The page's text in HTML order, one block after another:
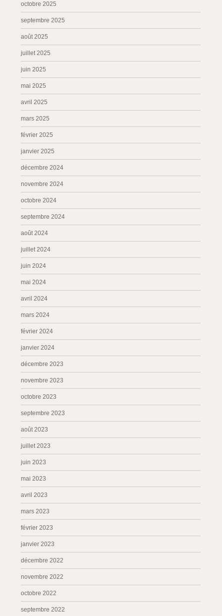
octobre 2025
septembre 2025
août 2025
juillet 2025
juin 2025
mai 2025
avril 2025
mars 2025
février 2025
janvier 2025
décembre 2024
novembre 2024
octobre 2024
septembre 2024
août 2024
juillet 2024
juin 2024
mai 2024
avril 2024
mars 2024
février 2024
janvier 2024
décembre 2023
novembre 2023
octobre 2023
septembre 2023
août 2023
juillet 2023
juin 2023
mai 2023
avril 2023
mars 2023
février 2023
janvier 2023
décembre 2022
novembre 2022
octobre 2022
septembre 2022